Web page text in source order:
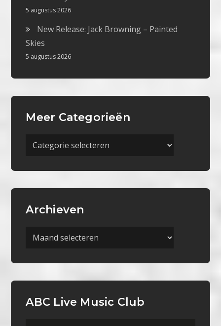
5 augustus 2026
New Release: Jack Browning – Painted
Skies
5 augustus 2026
Meer Categorieën
Meer
Archieven
Archieven
ABC Live Music Club